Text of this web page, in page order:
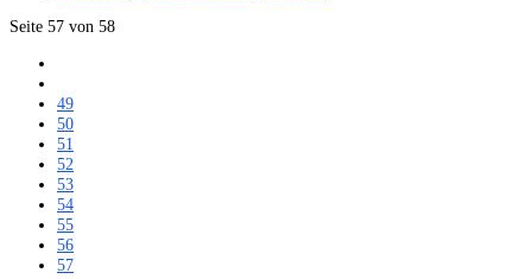
Seite 57 von 58
49
50
51
52
53
54
55
56
57